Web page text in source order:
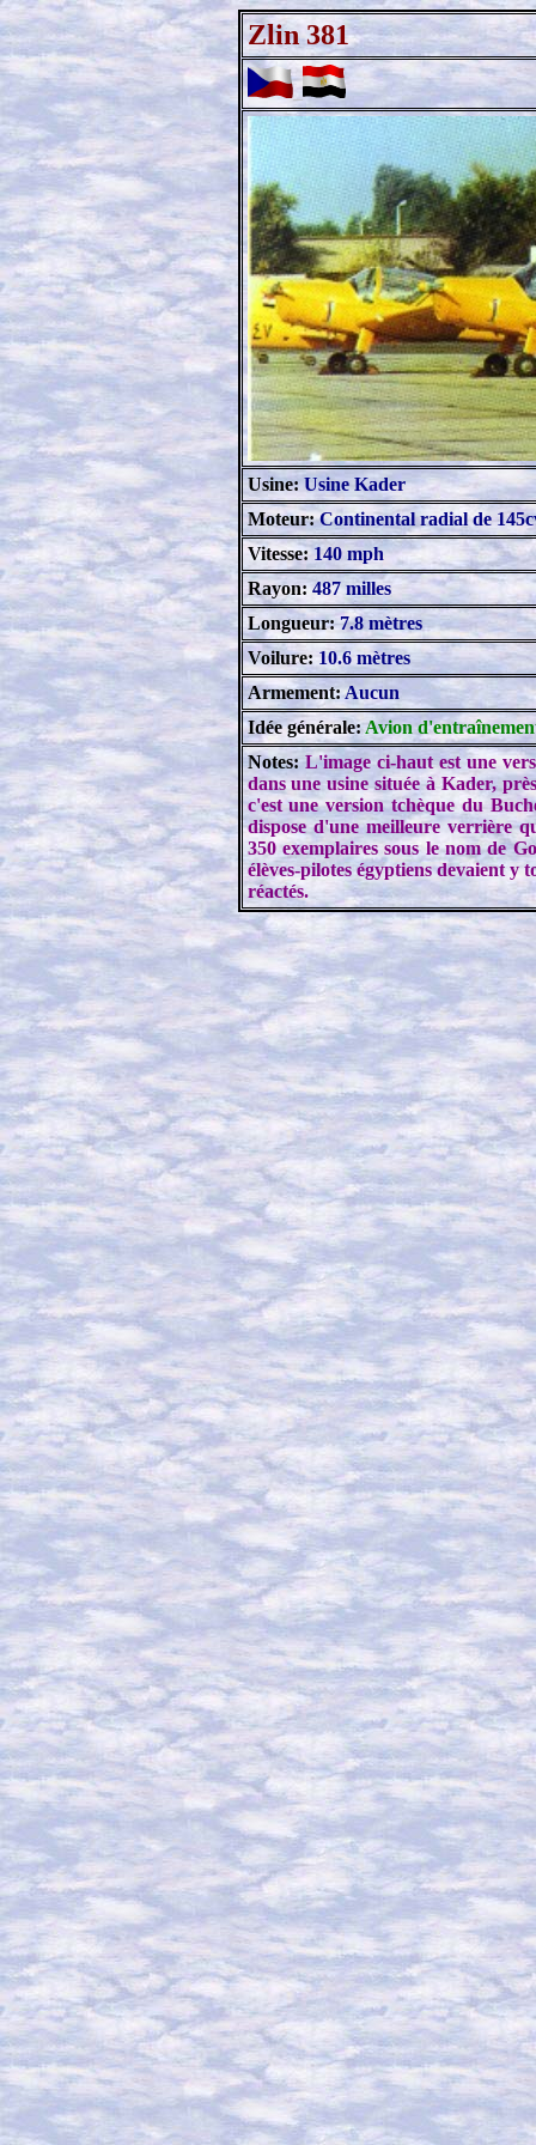
Zlin 381
_
Usine:Usine Kader
Moteur:Continental radial de
Vitesse:140 mph
Rayon:487 milles
Longueur:7.8 mètres
Voilure: 10.6 mètres
Armement:Aucun
Idée générale:Avion
Notes: L'image ci-haut est une
dans une usine située à Kader,
c'est une version tchèque du
dispose d'une meilleure verrière
350 exemplaires sous le nom de
élèves-pilotes égyptiens devaient y
réactés.